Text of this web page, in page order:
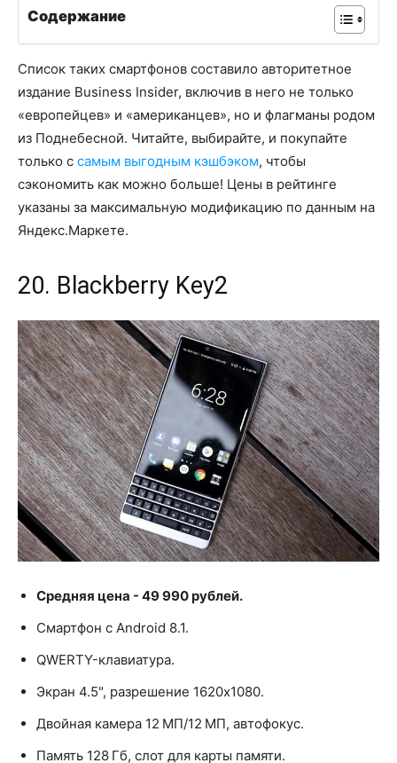
Содержание
Список таких смартфонов составило авторитетное
издание Business Insider, включив в него не только
«европейцев» и «американцев», но и флагманы родом
из Поднебесной. Читайте, выбирайте, и покупайте
только с самым выгодным кэшбэком, чтобы
сэкономить как можно больше! Цены в рейтинге
указаны за максимальную модификацию по данным на
Яндекс.Маркете.
20. Blackberry Key2
Средняя цена - 49 990 рублей.
Смартфон с Android 8.1.
QWERTY-клавиатура.
Экран 4.5", разрешение 1620x1080.
Двойная камера 12 МП/12 МП, автофокус.
Память 128 Гб, слот для карты памяти.